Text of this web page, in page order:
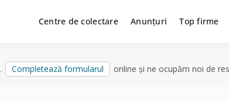
Centre de colectare Anunțuri Top firme
. Completează formularul online și ne ocupăm noi de